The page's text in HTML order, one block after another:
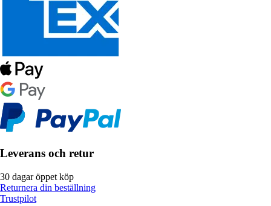
Leverans och retur
30 dagar öppet köp
Returnera din beställning
Trustpilot